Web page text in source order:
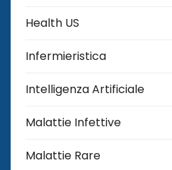
Health US
Infermieristica
Intelligenza Artificiale
Malattie Infettive
Malattie Rare